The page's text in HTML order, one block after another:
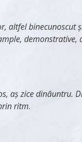
binecunoscut
aș zice dinăuntru.
ritm.